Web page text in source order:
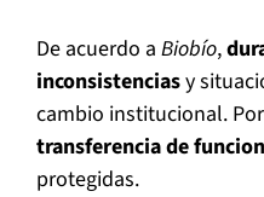
De acuerdo a Biobío,
inconsistenciasy
cambio institucional.
transferencia de
protegidas.